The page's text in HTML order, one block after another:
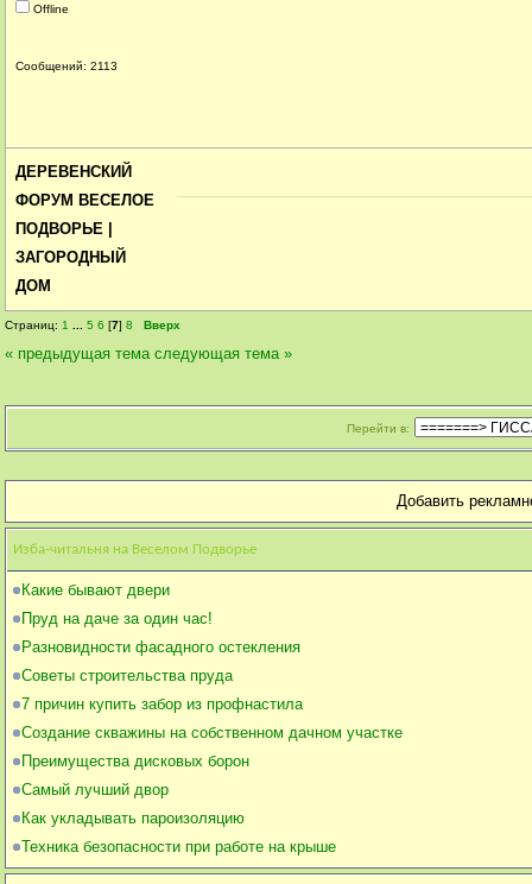
Offline
Сообщений: 2113
ДЕРЕВЕНСКИЙ
ФОРУМ ВЕСЕЛОЕ
ПОДВОРЬЕ |
ЗАГОРОДНЫЙ
ДОМ
Страниц: 1 5 6 [7] 8 Вверх
« предыдущая тема следующая тема »
Перейти в:
Добавить
Изба-читальня на Веселом Подворье
Какие бывают двери
Пруд на даче за один час!
Разновидности фасадного остекления
Советы строительства пруда
7 причин купить забор из профнастила
Создание скважины на собственном дачном участке
Преимущества дисковых борон
Самый лучший двор
Как укладывать пароизоляцию
Техника безопасности при работе на крыше